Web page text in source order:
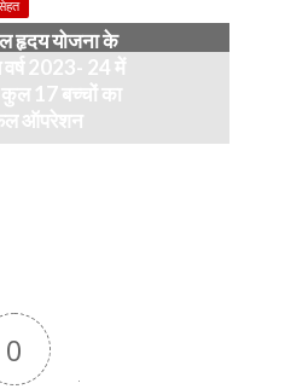
हृदय योजना के
वर्ष 2023- 24 में
17 बच्चों का
ऑपरेशन
0